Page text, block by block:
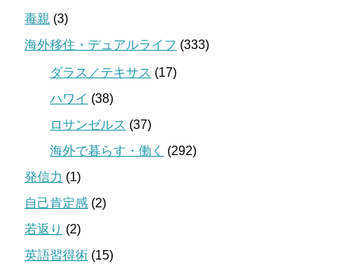
毒親 (3)
海外移住・デュアルライフ (333)
ダラス／テキサス (17)
ハワイ (38)
ロサンゼルス (37)
海外で暮らす・働く
(292)
発信力 (1)
自己肯定感 (2)
若返り (2)
英語習得術 (15)